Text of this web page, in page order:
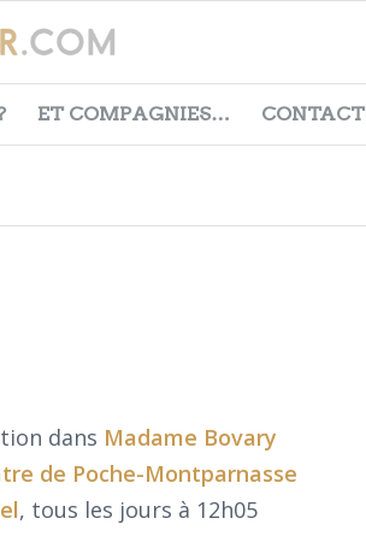
ET COMPAGNIES… CONTACT
dans Madame Bovary
de Poche-Montparnasse
, tous les jours à 12h05